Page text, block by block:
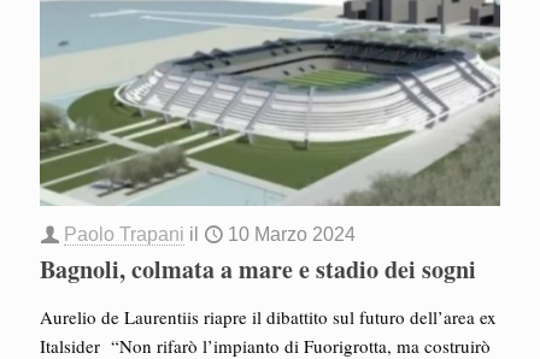
Paolo Trapani il 10 Marzo 2024
Bagnoli, colmata a mare e stadio dei sogni
Aurelio de Laurentiis riapre il dibattito sul futuro dell’area ex
Italsider “Non rifarò l’impianto di Fuorigrotta, ma costruirò